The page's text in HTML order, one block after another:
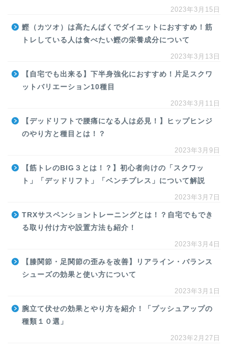
2023年3月15日
鰹（カツオ）は高たんぱくでダイエットにおすすめ！筋
トレしている人は食べたい鰹の栄養成分について
2023年3月13日
【自宅でも出来る】下半身強化におすすめ！片足スクワ
ットバリエーション10種目
2023年3月11日
【デッドリフトで腰痛になる人は必見！】ヒップヒンジ
のやり方と種目とは！？
2023年3月9日
【筋トレのBIG３とは！？】初心者向けの「スクワッ
ト」「デッドリフト」「ベンチプレス」について解説
2023年3月7日
TRXサスペンショントレーニングとは！？自宅でもでき
る取り付け方や設置方法も紹介！
2023年3月4日
【膝関節・足関節の歪みを改善】リアライン・バランス
シューズの効果と使い方について
2023年3月1日
腕立て伏せの効果とやり方を紹介！「プッシュアップの
種類１０選」
2023年2月27日